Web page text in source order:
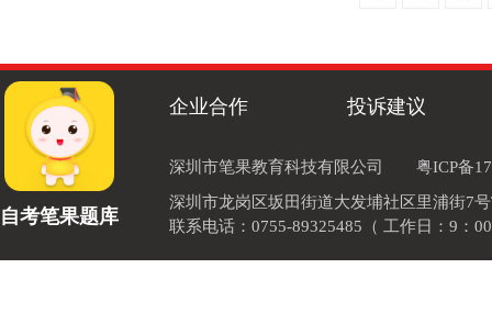
自考笔果题库
企业合作 投诉建议
深圳市笔果教育科技有限公司
粤ICP备
深圳市龙岗区坂田街道大发埔社区里浦街7
联系电话：0755-89325485（ 工作日：9：